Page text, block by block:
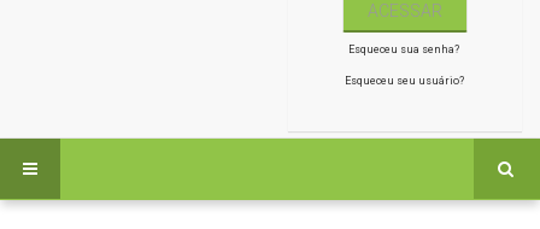
Esqueceu sua senha?
Esqueceu seu usuário?